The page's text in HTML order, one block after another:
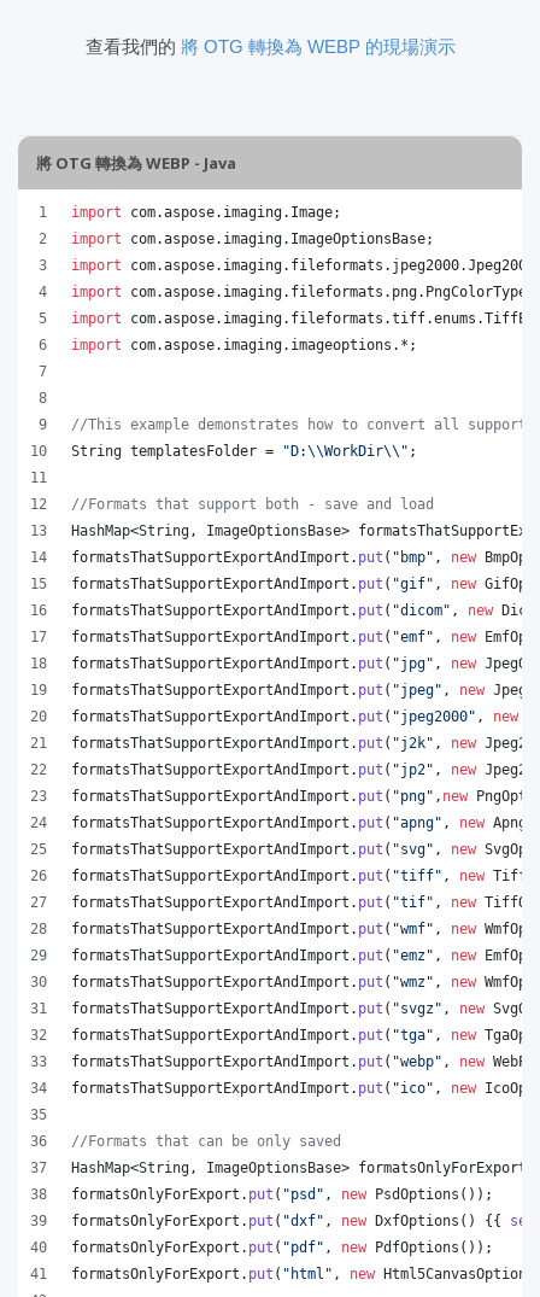
查看我們的 將 OTG 轉換為 WEBP 的現場演示
將 OTG 轉換為 WEBP - Java
import com.aspose. imaging. Image;
import
com.aspose. imaging. ImageOptionsBase;
import
com.aspose. imaging. fileformats . jpeg2000.
import
com.aspose. imaging. fileformats . png. PngColorType
import
com.aspose. imaging. fileformats .tiff.enums .
import
com.aspose. imaging. imageoptions .*;
//This example demonstrates how to convert all
String templatesFolder = "D:\\WorkDir\\ " ;
//Formats that support both - save and load
HashMap<String , ImageOptionsBase>
formatsThatSupportExportAndImport . put ( "bmp" , new
formatsThatSupportExportAndImport . put ( "gif" , new
formatsThatSupportExportAndImport . put ( "dicom" , new
formatsThatSupportExportAndImport . put ( "emf" , new
formatsThatSupportExportAndImport . put ( "jpg" , new
formatsThatSupportExportAndImport . put ( "jpeg" , new
formatsThatSupportExportAndImport . put ( "jpeg2000" , new
formatsThatSupportExportAndImport . put ( "j2k" , new
formatsThatSupportExportAndImport . put ( "jp2" , new
formatsThatSupportExportAndImport . put ( "png" , new
formatsThatSupportExportAndImport . put ( "apng" , new
formatsThatSupportExportAndImport . put ( "svg" , new
formatsThatSupportExportAndImport . put ( "tiff" , new
formatsThatSupportExportAndImport . put ( "tif" , new
formatsThatSupportExportAndImport . put ( "wmf" , new
formatsThatSupportExportAndImport . put ( "emz" , new
formatsThatSupportExportAndImport . put ( "wmz" , new
formatsThatSupportExportAndImport . put ( "svgz" , new
formatsThatSupportExportAndImport . put ( "tga" , new
formatsThatSupportExportAndImport . put ( "webp" , new
formatsThatSupportExportAndImport . put ( "ico" , new
//Formats that can be only saved
HashMap<String , ImageOptionsBase> formatsOnlyForExport
formatsOnlyForExport . put ( "psd" , new PsdOptions ());
formatsOnlyForExport . put ( "dxf" , new DxfOptions () {{
formatsOnlyForExport . put ( "pdf" , new PdfOptions ());
formatsOnlyForExport . put ( "html" , new Html5CanvasOptions